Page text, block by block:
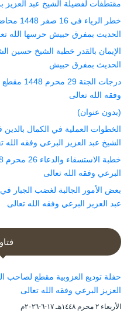
مقتطفات لفضيلة الشيخ عبد العزيز
خطر
الحديث بمفرق حبيش حرسها الله
الحديث بمفرق حبيش
درجات
وفقه الله تعالى
(بدون عنوان)
الشيخ عبد العزيز البرعي وفقه الله
البرعي وفقه الله تعالى
عبد العزيز البرعي وفقه الله تعالى
حفلة توديع العزوبية مقطع لصاحب
العزيز البرعي وفقه الله تعالى
الأربعاء ۲ محرم ۱٤٤۸هـ ۱۷-٦-۲۰۲٦م